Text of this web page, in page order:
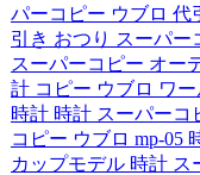
パーコピー ウブロ 代
引き おつり スーパー
スーパーコピー オー
計 コピー ウブロ ワ
時計 時計 スーパーコ
コピー ウブロ mp-05
カップモデル 時計 ス